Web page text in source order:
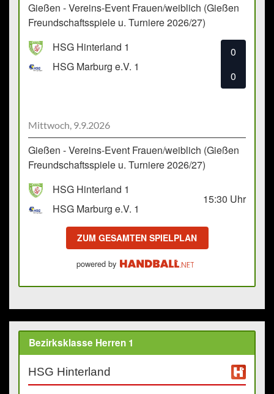
Gießen - Vereins-Event Frauen/weiblich (Gießen
Freundschaftsspiele u. Turniere 2026/27)
HSG Hinterland 1
HSG Marburg e.V. 1
0
0
Mittwoch, 9.9.2026
Gießen - Vereins-Event Frauen/weiblich (Gießen
Freundschaftsspiele u. Turniere 2026/27)
HSG Hinterland 1
HSG Marburg e.V. 1
15:30 Uhr
ZUM GESAMTEN SPIELPLAN
powered by
Bezirksklasse Herren 1
HSG Hinterland